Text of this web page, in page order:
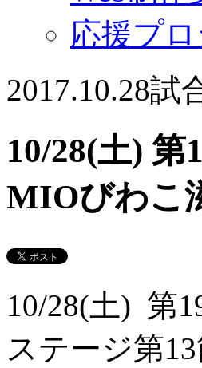
応援プ
2017.10.28試
10/28(土)
MIOびわこ
10/28(土) 第
ステージ第